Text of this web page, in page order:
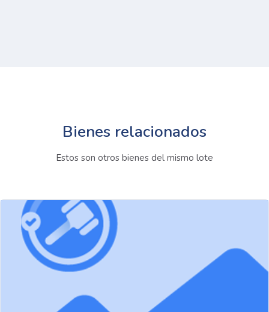
Bienes relacionados
Estos son otros bienes del mismo lote